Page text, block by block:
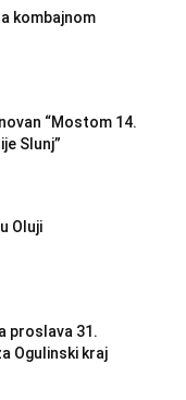
kombajnom
“Mostom 14.
Slunj”
Oluji
proslava 31.
Ogulinski kraj